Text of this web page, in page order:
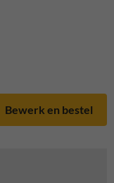
Bewerk en bestel